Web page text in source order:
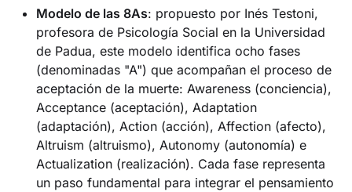
Modelo de las 8As: propuesto por Inés Testoni,
profesora de Psicología Social en la Universidad
de Padua, este modelo identifica ocho fases
(denominadas "A") que acompañan el proceso de
aceptación de la muerte: Awareness (conciencia),
Acceptance (aceptación), Adaptation
(adaptación), Action (acción), Affection (afecto),
Altruism (altruismo), Autonomy (autonomía) e
Actualization (realización). Cada fase representa
un paso fundamental para integrar el pensamiento